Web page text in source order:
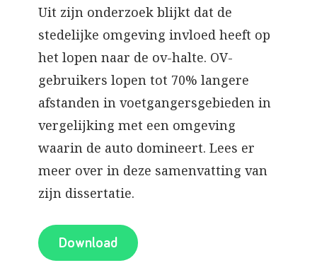
Uit zijn onderzoek blijkt dat de
stedelijke omgeving invloed heeft op
het lopen naar de ov-halte. OV-
gebruikers lopen tot 70% langere
afstanden in voetgangersgebieden in
vergelijking met een omgeving
waarin de auto domineert. Lees er
meer over in deze samenvatting van
zijn dissertatie.
Download